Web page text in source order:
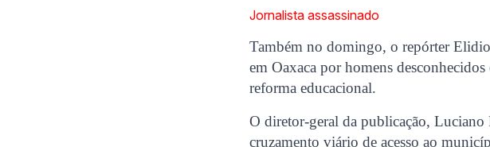
Jornalista assassinado
Também no domingo, o repórter
em Oaxaca por homens
reforma educacional.
O diretor-geral da publicação, Luciano
cruzamento viário de acesso ao